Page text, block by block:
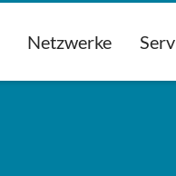
Netzwerke